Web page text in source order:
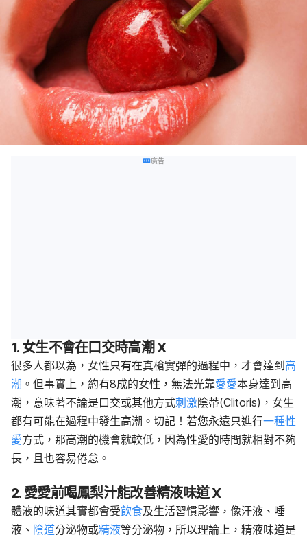
廣告
1. 女生不會在口交時高潮 X
很多人都以為，女性只有在真槍實彈的過程中，才會達到高
潮 。但事實上，約有8成的女性，無法光靠愛愛本身達到高
潮，意味著不論是口交或其他方式刺激陰蒂(Clitoris)，女生
都有可能在過程中發生高潮。切記！若您永遠只進行一種性
愛方式，那高潮的機會就較低，因為性愛的時間就相對不夠
長，且也容易倦怠。
2. 愛愛前喝鳳梨汁能改善精液味道 X
體液的味道其實都會受飲食及生活習慣影響，像汗液、唾
液、 陰道分泌物或精液等分泌物，所以理論上，精液味道是